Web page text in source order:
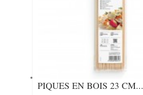
PIQUES EN BOIS 23 CM...